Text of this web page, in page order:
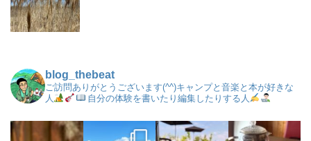
blog_thebeat
ご訪問ありがとうございます(^^)キャンプと音楽と本が好きな
人
自分の体験を書いたり編集したりする人